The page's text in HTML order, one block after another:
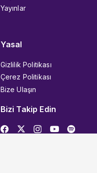
Yayınlar
Yasal
Gizlilik Politikası
Çerez Politikası
Bize Ulaşın
Bizi Takip Edin